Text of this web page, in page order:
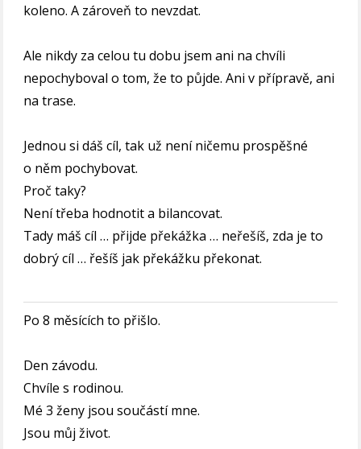
koleno. A zároveň to nevzdat.
Ale nikdy za celou tu dobu jsem ani na chvíli
nepochyboval o tom, že to půjde. Ani v přípravě, ani
na trase.
Jednou si dáš cíl, tak už není ničemu prospěšné
o něm pochybovat.
Proč taky?
Není třeba hodnotit a bilancovat.
Tady máš cíl … přijde překážka … neřešíš, zda je to
dobrý cíl … řešíš jak překážku překonat.
Po 8 měsících to přišlo.
Den závodu.
Chvíle s rodinou.
Mé 3 ženy jsou součástí mne.
Jsou můj život.